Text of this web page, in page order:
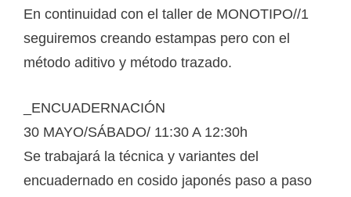
En continuidad con el taller de MONOTIPO//1
seguiremos creando estampas pero con el
método aditivo y método trazado.
_ENCUADERNACIÓN
30 MAYO/SÁBADO/ 11:30 A 12:30h
Se trabajará la técnica y variantes del
encuadernado en cosido japonés paso a paso